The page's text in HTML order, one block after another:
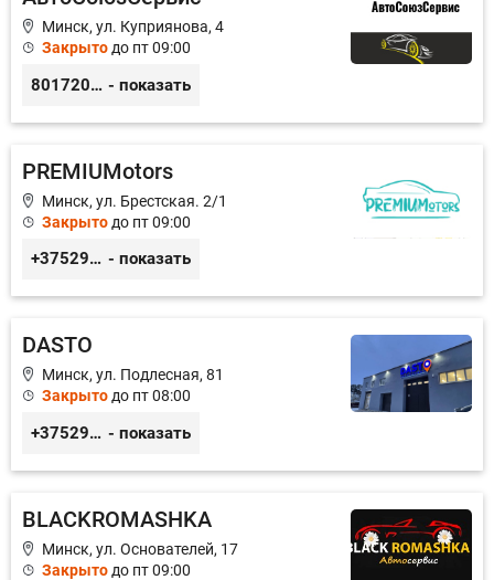
Минск, ул. Куприянова, 4
Закрытодо пт 09:00
80172073333 - показать
PREMIUMotors
Минск, ул. Брестская. 2/1
Закрыто до пт 09:00
+375296380035 - показать
DASTO
Минск, ул. Подлесная, 81
Закрытодо пт 08:00
+375296606560 - показать
BLACKROMASHKA
Минск, ул. Основателей, 17
Закрыто до пт 09:00